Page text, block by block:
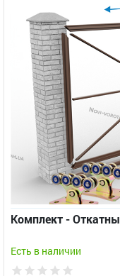
Комплект -
Есть в наличии